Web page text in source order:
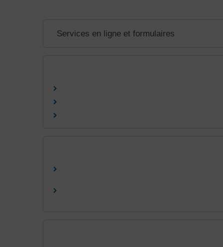
Services en ligne et formulaires